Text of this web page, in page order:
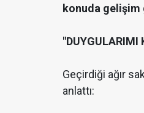
konuda gelişim
"DUYGULARIMI
Geçirdiği ağır
anlattı: